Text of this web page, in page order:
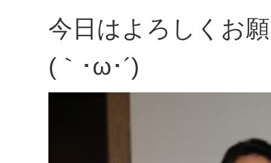
今日はよろしくお
(｀･ω･´)